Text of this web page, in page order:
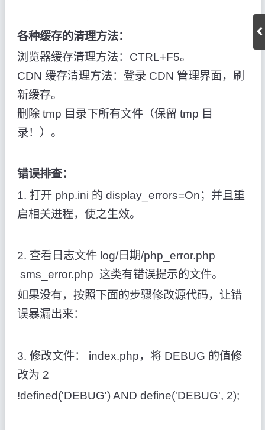
各种缓存的清理方法：
浏览器缓存清理方法：CTRL+F5。
CDN 缓存清理方法：登录 CDN 管理界面，刷
新缓存。
删除 tmp 目录下所有文件（保留 tmp 目
录！）。
错误排查：
1. 打开 php.ini 的 display_errors=On；并且重
启相关进程，使之生效。
2. 查看日志文件 log/日期/php_error.php
sms_error.php 这类有错误提示的文件。
如果没有，按照下面的步骤修改源代码，让错
误暴漏出来：
3. 修改文件： index.php，将 DEBUG 的值修
改为 2
!defined('DEBUG') AND define('DEBUG', 2);